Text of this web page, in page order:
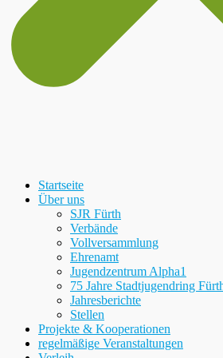
Startseite
Über uns
SJR Fürth
Verbände
Vollversammlung
Ehrenamt
Jugendzentrum Alpha1
75 Jahre Stadtjugendring
Jahresberichte
Stellen
Projekte & Kooperationen
regelmäßige Veranstaltungen